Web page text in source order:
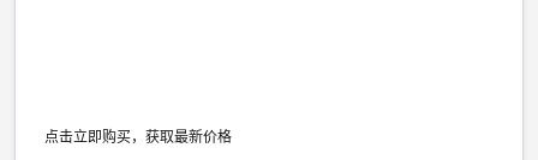
点击立即购买，获取最新价格